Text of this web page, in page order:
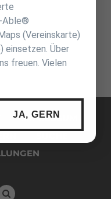
IMPRESSUM
Able®
(Vereinskarte)
einsetzen. Über
freuen. Vielen
JA, GERN